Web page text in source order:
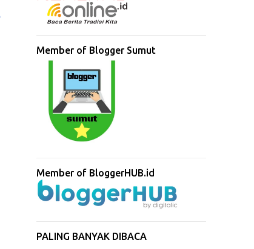
Member of Blogger Sumut
Member of BloggerHUB.id
PALING BANYAK DIBACA